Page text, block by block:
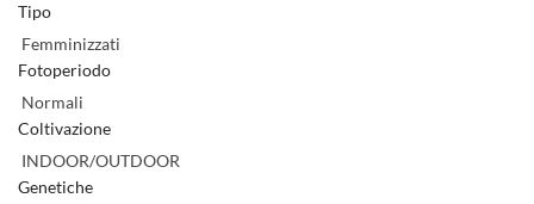
Tipo
Femminizzati
Fotoperiodo
Normali
Coltivazione
INDOOR/OUTDOOR
Genetiche